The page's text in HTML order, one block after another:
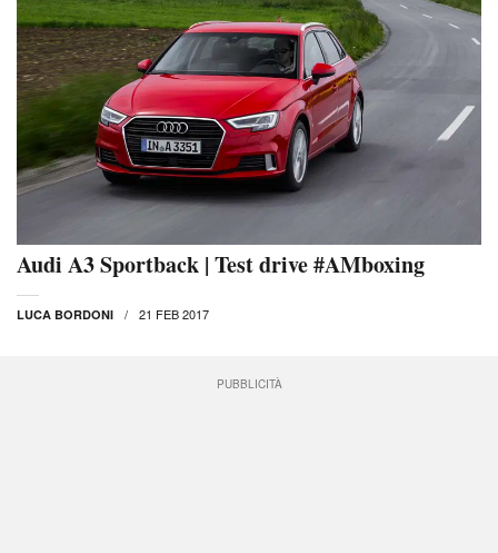
Audi A3 Sportback | Test drive #AMboxing
LUCA BORDONI 21 FEB 2017
PUBBLICITÀ